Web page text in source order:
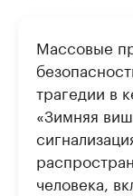
Массовые
трагедии в
«Зимняя
человека,